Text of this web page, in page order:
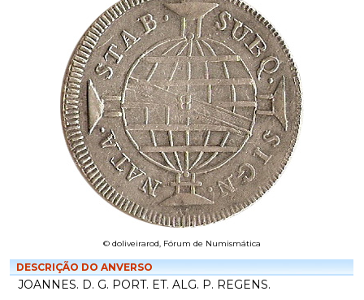
© doliveirarod, Fórum de Numismática
DESCRIÇÃO DO ANVERSO
JOANNES. D. G. PORT. ET. ALG. P. REGENS.